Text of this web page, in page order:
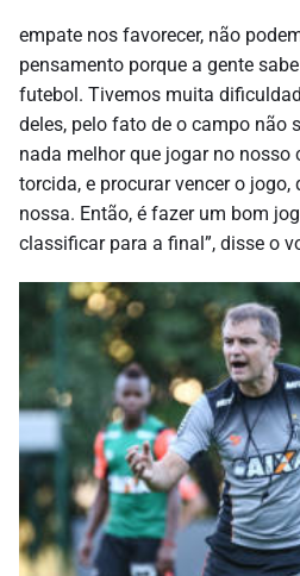
empate nos favorecer, não
pensamento porque a gente
futebol. Tivemos muita
deles, pelo fato de o campo não
nada melhor que jogar no nosso
torcida, e procurar vencer o jogo,
nossa. Então, é fazer um bom
classificar para a final”, disse o